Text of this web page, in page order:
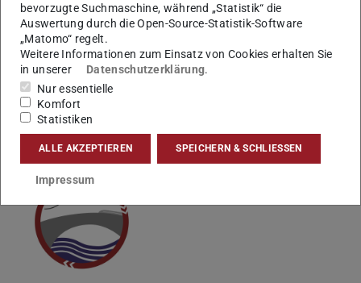
bevorzugte Suchmaschine, während „Statistik“ die
Auswertung durch die Open-Source-Statistik-Software
„Matomo“ regelt.
Weitere Informationen zum Einsatz von Cookies erhalten Sie
in unserer
Datenschutzerklärung.
Nur essentielle
Komfort
Statistiken
ALLE AKZEPTIEREN SPEICHERN & SCHLIESSEN
Impressum